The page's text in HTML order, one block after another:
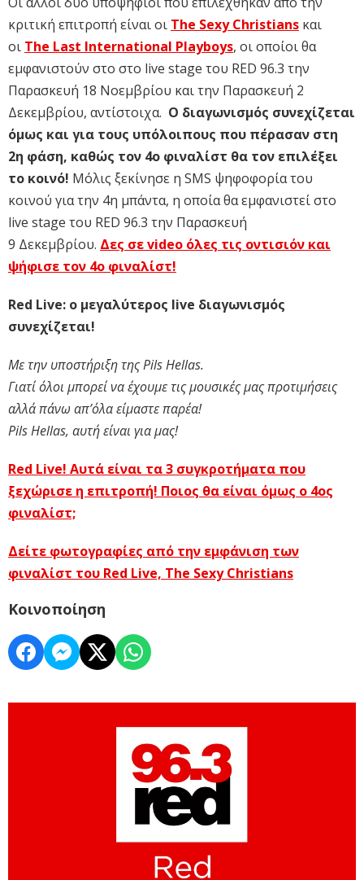
κριτική επιτροπή είναι οι The Sexy Christians και
οι The Last International Playboys, οι οποίοι θα
εμφανιστούν στο στο live stage του RED 96.3 την
Παρασκευή 18 Νοεμβρίου και την Παρασκευή 2
Δεκεμβρίου, αντίστοιχα. Ο διαγωνισμός συνεχίζεται
όμως και για τους υπόλοιπους που πέρασαν στη
2η φάση, καθώς τον 4ο φιναλίστ θα τον επιλέξει
το κοινό! Μόλις ξεκίνησε η SMS ψηφοφορία του
κοινού για την 4η μπάντα, η οποία θα εμφανιστεί στο
live stage του RED 96.3 την Παρασκευή
9 Δεκεμβρίου. Δες σε video όλες τις οντισιόν και
ψήφισε τον 4ο φιναλίστ!
Red Live: ο μεγαλύτερος live διαγωνισμός
συνεχίζεται!
Με την υποστήριξη της Pils Hellas.
Γιατί όλοι μπορεί να έχουμε τις μουσικές μας προτιμήσεις
αλλά πάνω απ’όλα είμαστε παρέα!
Pils Hellas, αυτή είναι για μας!
Red Live! Αυτά είναι τα 3 συγκροτήματα που
ξεχώρισε η επιτροπή! Ποιος θα είναι όμως ο 4ος
φιναλίστ;
Δείτε φωτογραφίες από την εμφάνιση των
φιναλίστ του Red Live, The Sexy Christians
Κοινοποίηση